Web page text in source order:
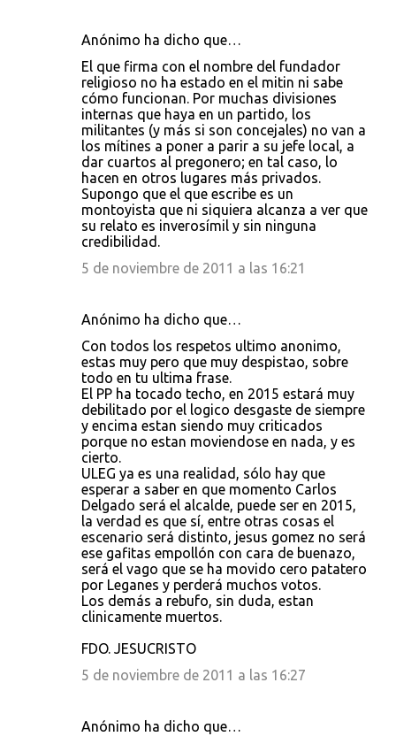
Anónimo ha dicho que…
El que firma con el nombre del fundador
religioso no ha estado en el mitin ni sabe
cómo funcionan. Por muchas divisiones
internas que haya en un partido, los
militantes (y más si son concejales) no van a
los mítines a poner a parir a su jefe local, a
dar cuartos al pregonero; en tal caso, lo
hacen en otros lugares más privados.
Supongo que el que escribe es un
montoyista que ni siquiera alcanza a ver que
su relato es inverosímil y sin ninguna
credibilidad.
5 de noviembre de 2011 a las 16:21
Anónimo ha dicho que…
Con todos los respetos ultimo anonimo,
estas muy pero que muy despistao, sobre
todo en tu ultima frase.
El PP ha tocado techo, en 2015 estará muy
debilitado por el logico desgaste de siempre
y encima estan siendo muy criticados
porque no estan moviendose en nada, y es
cierto.
ULEG ya es una realidad, sólo hay que
esperar a saber en que momento Carlos
Delgado será el alcalde, puede ser en 2015,
la verdad es que sí, entre otras cosas el
escenario será distinto, jesus gomez no será
ese gafitas empollón con cara de buenazo,
será el vago que se ha movido cero patatero
por Leganes y perderá muchos votos.
Los demás a rebufo, sin duda, estan
clinicamente muertos.
FDO. JESUCRISTO
5 de noviembre de 2011 a las 16:27
Anónimo ha dicho que…